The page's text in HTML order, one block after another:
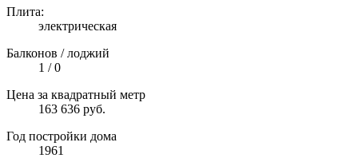
Плита:
электрическая
Балконов / лоджий
1 / 0
Цена за квадратный метр
163 636 руб.
Год постройки дома
1961